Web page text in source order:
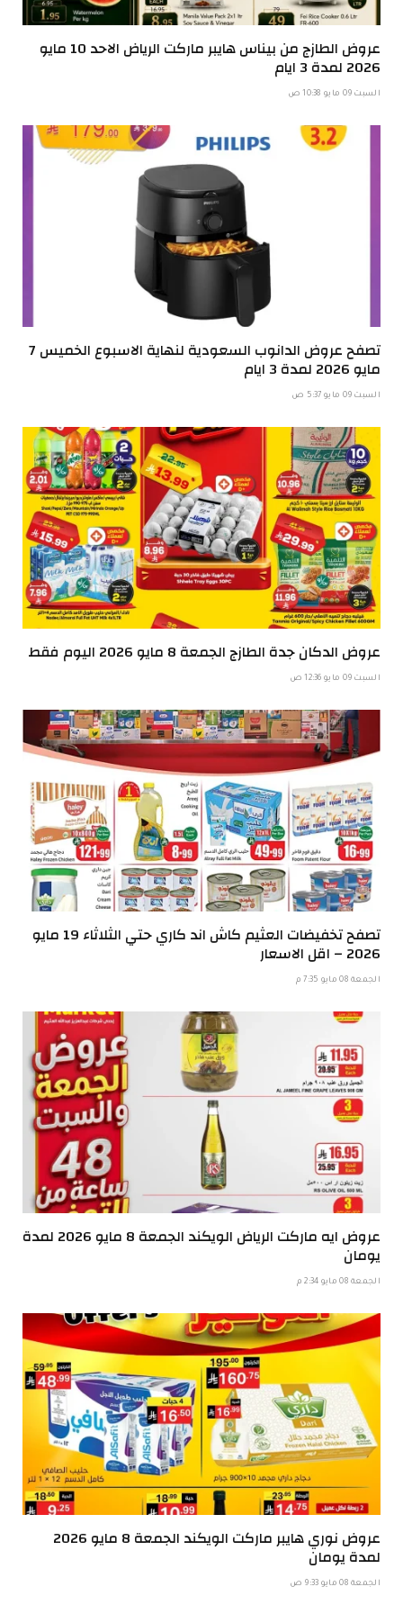
عروض الطازج من بيناس هايبر ماركت الرياض الاحد 10 مايو
2026 لمدة 3 ايام
السبت 09 مايو 10:38 ص
تصفح عروض الدانوب السعودية لنهاية الاسبوع الخميس 7
مايو 2026 لمدة 3 ايام
السبت 09 مايو 5:37 ص
عروض الدكان جدة الطازج الجمعة 8 مايو 2026 اليوم فقط
السبت 09 مايو 12:36 ص
تصفح تخفيضات العثيم كاش اند كاري حتي الثلاثاء 19 مايو
2026 – اقل الاسعار
الجمعة 08 مايو 7:35 م
عروض ايه ماركت الرياض الويكند الجمعة 8 مايو 2026 لمدة
يومان
الجمعة 08 مايو 2:34 م
عروض نوري هايبر ماركت الويكند الجمعة 8 مايو 2026
لمدة يومان
الجمعة 08 مايو 9:33 ص